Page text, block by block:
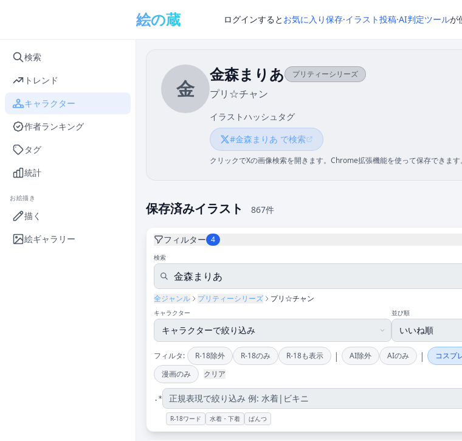
検索
トレンド
キャラクター
作者ランキング
タグ
統計
お絵描き
描く
絵ギャラリー
絵の蔵 ログインすると お気に入り保存·イラスト投稿·AI判定ツールが
金
金森まりあ プリティーシリーズ
プリ☆チャン
イラストハッシュタグ
#金森まりあ で検索
クリックでXの画像検索を開きます。Chrome拡張機能を使って保存できます。
保存済みイラスト 867件
フィルター 4
検索
全ジャンル プリティーシリーズ プリ☆チャン
キャラクター 並び順
フィルタ: R-18除外 R-18のみ R-18も表示 | AI除外 AIのみ | コスプ
漫画のみ
クリア
.*
R-18ワード 水着・下着 ぱんつ